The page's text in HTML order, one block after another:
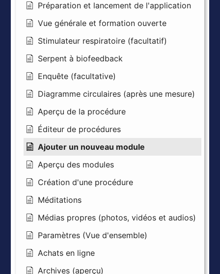
Préparation et lancement de l'application
Vue générale et formation ouverte
Stimulateur respiratoire (facultatif)
Serpent à biofeedback
Enquête (facultative)
Diagramme circulaires (après une mesure)
Aperçu de la procédure
Éditeur de procédures
Ajouter un nouveau module
Aperçu des modules
Création d'une procédure
Méditations
Médias propres (photos, vidéos et audios)
Paramètres (Vue d'ensemble)
Achats en ligne
Archives (aperçu)